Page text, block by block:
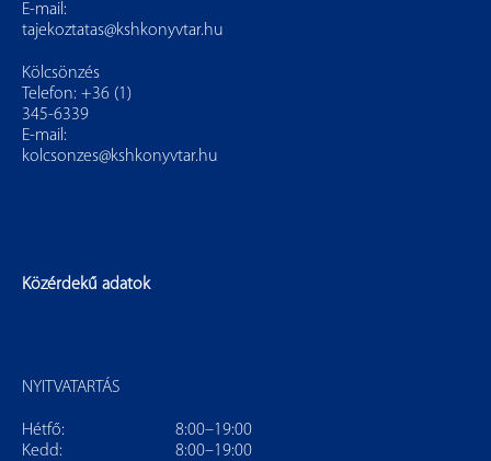
E-mail:
tajekoztatas@kshkonyvtar.hu
Kölcsönzés
Telefon: +36 (1)
345-6339
E-mail:
kolcsonzes@kshkonyvtar.hu
Közérdekű adatok
NYITVATARTÁS
Hétfő:
8:00–19:00
Kedd:
8:00–19:00